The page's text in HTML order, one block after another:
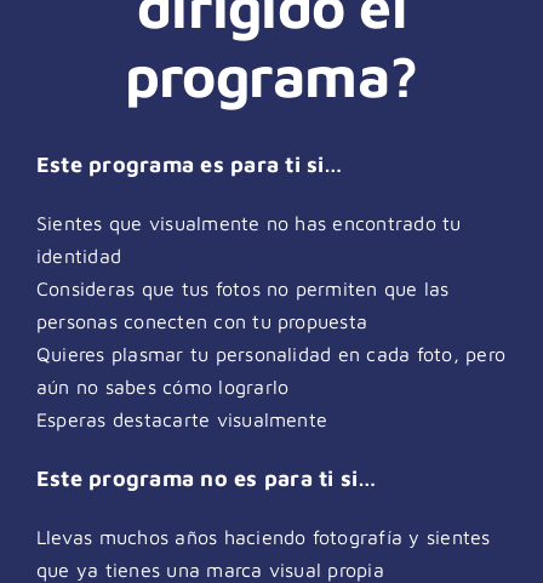
programa?
Este programa es para ti si…
Sientes que visualmente no has encontrado tu
identidad
Consideras que tus fotos no permiten que las
personas conecten con tu propuesta
Quieres plasmar tu personalidad en cada foto, pero
aún no sabes cómo lograrlo
Esperas destacarte visualmente
Este programa no es para ti si…
Llevas muchos años haciendo fotografía y sientes
que ya tienes una marca visual propia